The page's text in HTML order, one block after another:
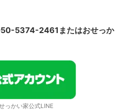
5374-2461またはおせっか
っかい家公式LINE